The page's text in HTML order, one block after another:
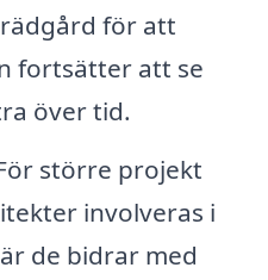
för att
fortsätter att se
över tid.
större projekt
involveras i
de bidrar med